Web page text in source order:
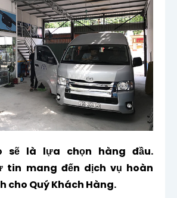
sẽ là lựa chọn hàng đầu.
tin mang đến dịch vụ hoàn
cho Quý Khách Hàng.